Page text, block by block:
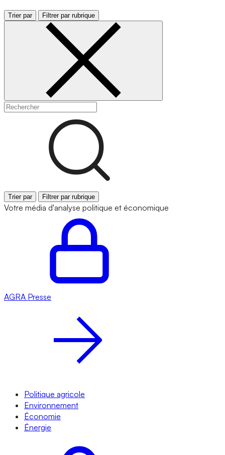
Trier par Filtrer par rubrique
Trier par Filtrer par rubrique
Votre média d'analyse politique et économique
AGRA Presse
Politique agricole
Environnement
Économie
Énergie